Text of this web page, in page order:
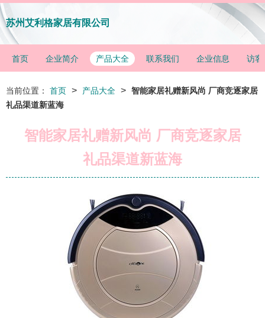
苏州艾利格家居有限公司
首页 企业简介 产品大全 联系我们 企业信息 访客
当前位置： 首页 > 产品大全 > 智能家居礼赠新风尚 厂商竞逐家居
礼品渠道新蓝海
智能家居礼赠新风尚 厂商竞逐家居
礼品渠道新蓝海